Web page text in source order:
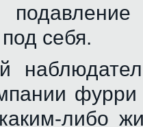
себя.
фурри
либо